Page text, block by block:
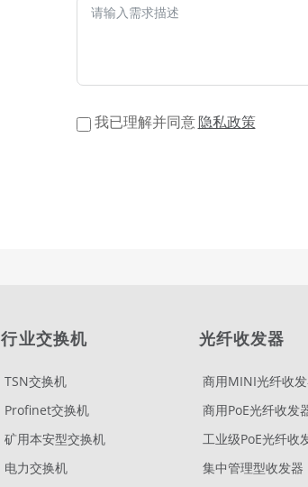
我已理解并同意 隐私政策
行业交换机
TSN交换机
Profinet交换机
矿用本安型交换机
电力交换机
光纤收发器
商用MINI光纤收
商用PoE光纤收发
工业级PoE光纤收
集中管理型收发器